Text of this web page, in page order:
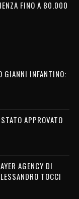
FINO A 80.000
GIANNI INFANTINO:
APPROVATO
AGENCY DI
TOCCI